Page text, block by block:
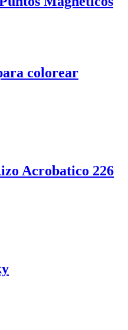
colorear
Acrobatico 226